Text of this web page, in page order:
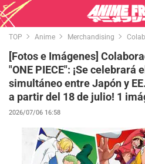
TOP Anime Merchandising
[Fotos e Imágenes]
"ONE PIECE": ¡Se celebrará
simultáneo entre Japón y
a partir del 18 de julio! 1
2026/07/06 16:58